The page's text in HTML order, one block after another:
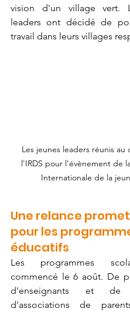
vision d'un village vert.
leaders ont décidé de
travail dans leurs villages
Les jeunes leaders réunis au
l'IRDS pour l'évènement de
Internationale de la
Une relance
pour les
éducatifs
Les programmes
commencé le 6 août. De
d'enseignants et de
d'associations de